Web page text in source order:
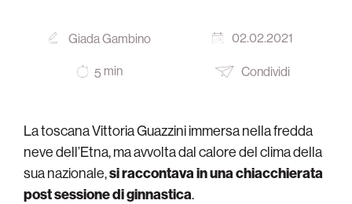
Giada Gambino 02.02.2021
5 min Condividi
La toscana Vittoria Guazzini immersa nella fredda
neve dell’Etna, ma avvolta dal calore del clima della
sua nazionale,si raccontava in una chiacchierata
post sessione di ginnastica.